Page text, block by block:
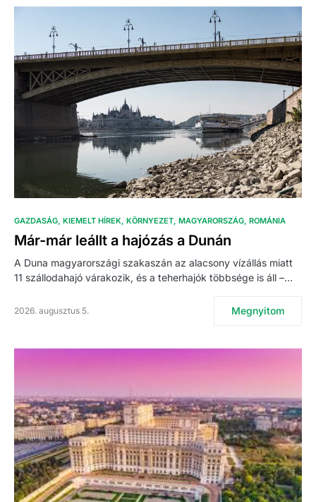
GAZDASÁG KIEMELT HÍREK KÖRNYEZET MAGYARORSZÁG ROMÁNIA
Már-már leállt a hajózás a Dunán
A Duna magyarországi szakaszán az alacsony vízállás miatt
11 szállodahajó várakozik, és a teherhajók többsége is áll –…
2026. augusztus 5. Megnyitom